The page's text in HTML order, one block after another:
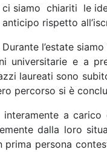
ci siamo chiariti le
anticipo rispetto
Durante l’estate
universitarie e a
laureati sono
percorso si è
a
dalla loro
prima persona